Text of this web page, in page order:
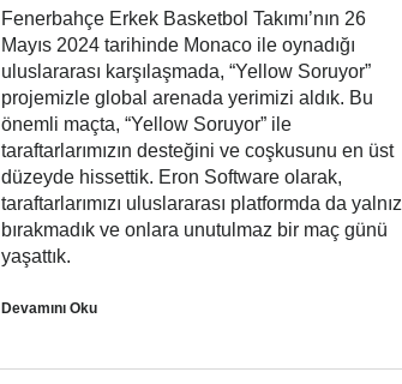
Fenerbahçe Erkek Basketbol Takımı’nın 26
Mayıs 2024 tarihinde Monaco ile oynadığı
uluslararası karşılaşmada, “Yellow Soruyor”
projemizle global arenada yerimizi aldık. Bu
önemli maçta, “Yellow Soruyor” ile
taraftarlarımızın desteğini ve coşkusunu en üst
düzeyde hissettik. Eron Software olarak,
taraftarlarımızı uluslararası platformda da yalnız
bırakmadık ve onlara unutulmaz bir maç günü
yaşattık.
Devamını Oku